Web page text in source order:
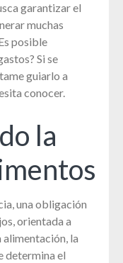
garantizar el
muchas
posible
Si se
guiarlo a
conocer.
la
una obligación
orientada a
la
determina el